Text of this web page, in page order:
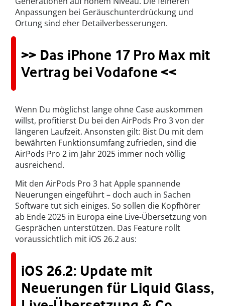
Anpassungen bei Geräuschunterdrückung und
Ortung sind eher Detailverbesserungen.
>> Das iPhone 17 Pro Max mit
Vertrag bei Vodafone <<
Wenn Du möglichst lange ohne Case auskommen
willst, profitierst Du bei den AirPods Pro 3 von der
längeren Laufzeit. Ansonsten gilt: Bist Du mit dem
bewährten Funktionsumfang zufrieden, sind die
AirPods Pro 2 im Jahr 2025 immer noch völlig
ausreichend.
Mit den AirPods Pro 3 hat Apple spannende
Neuerungen eingeführt – doch auch in Sachen
Software tut sich einiges. So sollen die Kopfhörer
ab Ende 2025 in Europa eine Live-Übersetzung von
Gesprächen unterstützen. Das Feature rollt
voraussichtlich mit iOS 26.2 aus:
iOS 26.2: Update mit
Neuerungen für Liquid Glass,